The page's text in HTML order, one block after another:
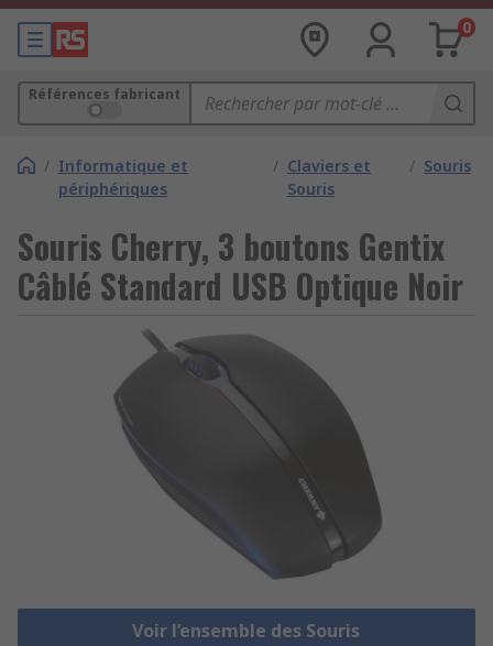
0
Références fabricant
/ Informatique et
périphériques
/ Claviers et
Souris
/ Souris
Souris Cherry, 3 boutons Gentix
Câblé Standard USB Optique Noir
Voir l’ensemble des Souris